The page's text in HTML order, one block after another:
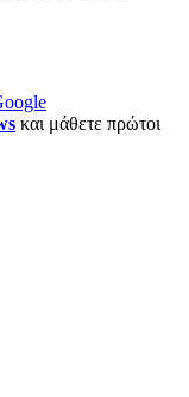
και μάθετε πρώτοι